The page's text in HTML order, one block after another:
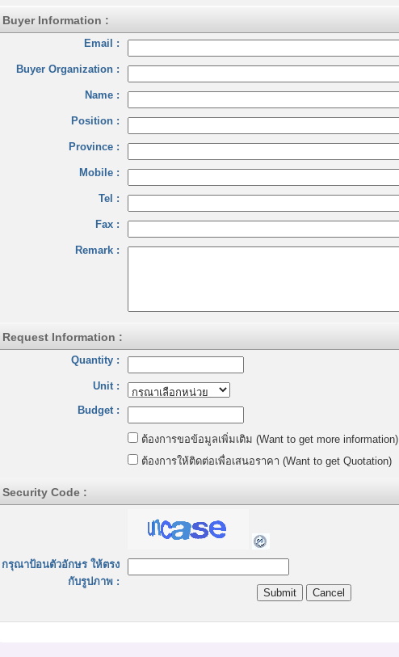
Buyer Information :
Email :
Buyer Organization :
Name :
Position :
Province :
Mobile :
Tel :
Fax :
Remark :
Request Information :
Quantity :
Unit :
Budget :
ต้องการขอข้อมูลเพิ่มเติม (Want to get more information)
ต้องการให้ติดต่อเพื่อเสนอราคา (Want to get Quotation)
Security Code :
กรุณาป้อนตัวอักษร ให้ตรง
กับรูปภาพ :